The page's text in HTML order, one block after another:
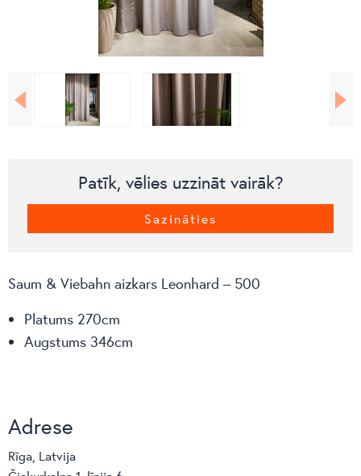
Patīk, vēlies uzzināt vairāk?
Sazināties
Saum & Viebahn aizkars Leonhard – 500
Platums 270cm
Augstums 346cm
Adrese
Rīga, Latvija